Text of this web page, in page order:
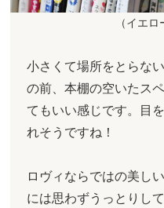
（イエ
小さくて場所をとらな
の前、本棚の空いたス
てもいい感じです。目
れそうですね！
ロヴィならではの美し
には思わずうっとりし